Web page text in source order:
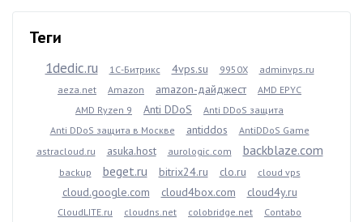
Теги
1dedic.ru 1С-Битрикс 4vps.su 9950X
adminvps.ru
aeza.net
Amazon amazon-дайджест
AMD EPYC
AMD Ryzen 9
Anti DDoS
Anti DDoS защита
Anti DDoS защита в Москве
antiddos
AntiDDoS Game
astracloud.ru
asuka.host aurologic.com backblaze.com
backup beget.ru bitrix24.ru clo.ru cloud vps
cloud.google.com cloud4box.com cloud4y.ru
CloudLITE.ru cloudns.net colobridge.net Contabo